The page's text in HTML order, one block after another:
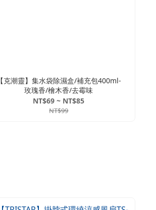
【克潮靈】集水袋除濕盒/補充包400ml-
玫瑰香/檜木香/去霉味
NT$69 ~ NT$85
NT$99